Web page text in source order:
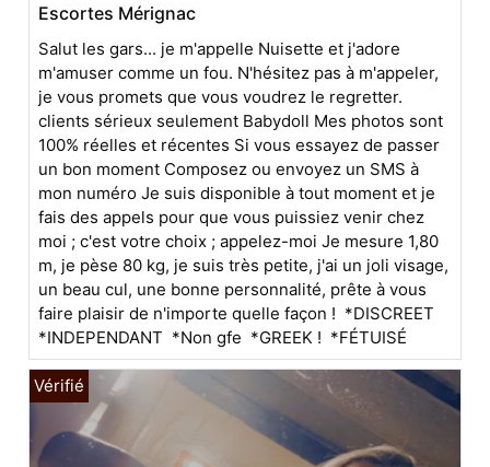
Escortes Mérignac
Salut les gars... je m'appelle Nuisette et j'adore
m'amuser comme un fou. N'hésitez pas à m'appeler,
je vous promets que vous voudrez le regretter.
clients sérieux seulement Babydoll Mes photos sont
100% réelles et récentes Si vous essayez de passer
un bon moment Composez ou envoyez un SMS à
mon numéro Je suis disponible à tout moment et je
fais des appels pour que vous puissiez venir chez
moi ; c'est votre choix ; appelez-moi Je mesure 1,80
m, je pèse 80 kg, je suis très petite, j'ai un joli visage,
un beau cul, une bonne personnalité, prête à vous
faire plaisir de n'importe quelle façon ! *DISCREET
*INDEPENDANT *Non gfe *GREEK ! *FÉTUISÉ